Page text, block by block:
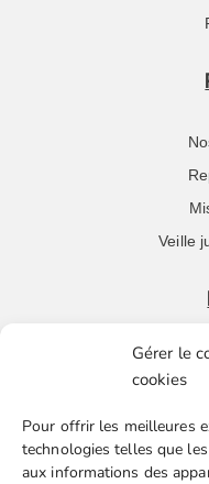
Gérer le
cookies
Pour offrir les meilleures
technologies telles que
aux informations des
Veille